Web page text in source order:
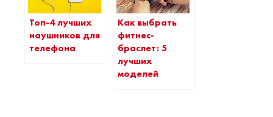
Топ-4 лучших
наушников для
телефона
Как выбрать
фитнес-
браслет: 5
лучших
моделей